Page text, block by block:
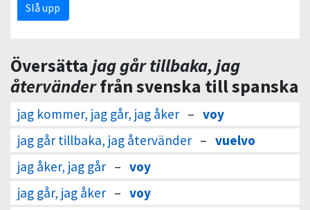
Slå upp
Översätta jag går tillbaka, jag
återvänderfrån svenska till spanska
jag kommer, jag går, jag åker – voy
jag går tillbaka, jag återvänder – vuelvo
jag åker, jag går – voy
jag går, jag åker – voy